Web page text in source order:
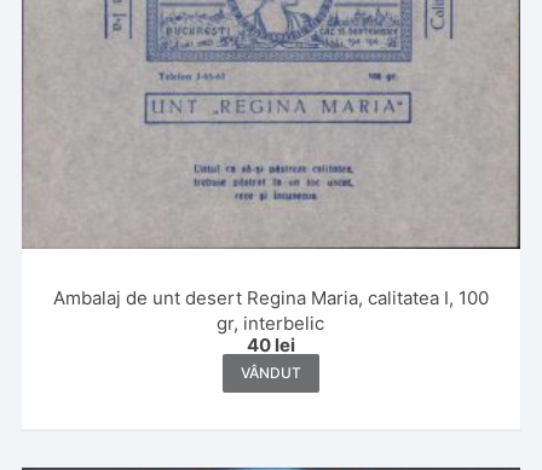
Ambalaj de unt desert Regina Maria, calitatea I, 100
gr, interbelic
40 lei
VÂNDUT